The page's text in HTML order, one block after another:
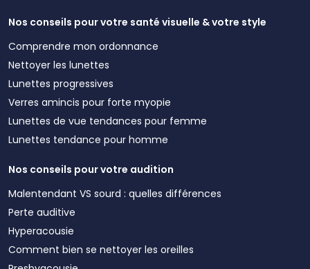
Nos conseils pour votre santé visuelle & votre style
Comprendre mon ordonnance
Nettoyer les lunettes
Lunettes progressives
Verres amincis pour forte myopie
Lunettes de vue tendances pour femme
Lunettes tendance pour homme
Nos conseils pour votre audition
Malentendant VS sourd : quelles différences
Perte auditive
Hyperacousie
Comment bien se nettoyer les oreilles